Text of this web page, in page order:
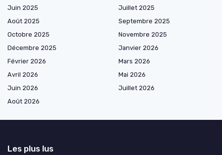
Juin 2025
Juillet 2025
Août 2025
Septembre 2025
Octobre 2025
Novembre 2025
Décembre 2025
Janvier 2026
Février 2026
Mars 2026
Avril 2026
Mai 2026
Juin 2026
Juillet 2026
Août 2026
Les plus lus